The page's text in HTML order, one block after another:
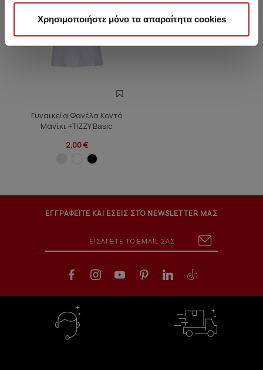
Χρησιμοποιήστε μόνο τα απαραίτητα cookies
Γυναικεία Φανέλα Κοντό
Μανίκι +TIZZY Basic
2,00 €
ΕΓΓΡΑΦΕΙΤΕ ΚΑΙ ΕΣΕΙΣ ΣΤΟ NEWSLETTER ΜΑΣ